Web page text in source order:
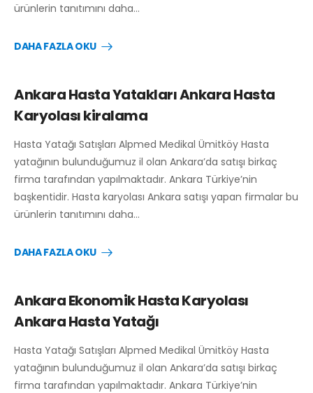
ürünlerin tanıtımını daha…
DAHA FAZLA OKU
Ankara Hasta Yatakları Ankara Hasta
Karyolası kiralama
Hasta Yatağı Satışları Alpmed Medikal Ümitköy Hasta
yatağının bulunduğumuz il olan Ankara’da satışı birkaç
firma tarafından yapılmaktadır. Ankara Türkiye’nin
başkentidir. Hasta karyolası Ankara satışı yapan firmalar bu
ürünlerin tanıtımını daha…
DAHA FAZLA OKU
Ankara Ekonomik Hasta Karyolası
Ankara Hasta Yatağı
Hasta Yatağı Satışları Alpmed Medikal Ümitköy Hasta
yatağının bulunduğumuz il olan Ankara’da satışı birkaç
firma tarafından yapılmaktadır. Ankara Türkiye’nin